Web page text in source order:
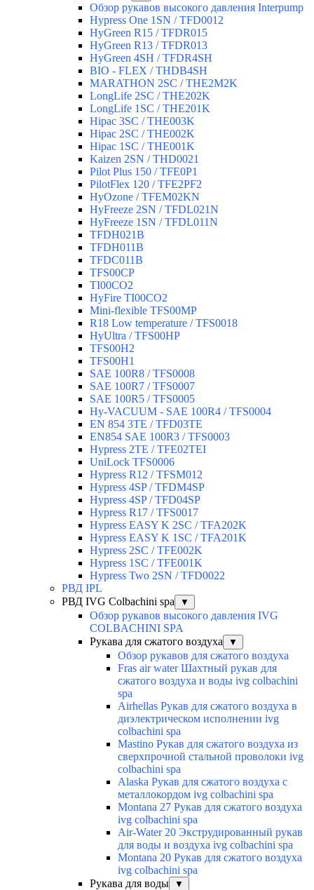
Обзор рукавов высокого давления Interpump
Hypress One 1SN / TFD0012
HyGreen R15 / TFDR015
HyGreen R13 / TFDR013
HyGreen 4SH / TFDR4SH
BIO - FLEX / THDB4SH
MARATHON 2SC / THE2M2K
LongLife 2SC / THE202K
LongLife 1SC / THE201K
Hipac 3SC / THE003K
Hipac 2SC / THE002K
Hipac 1SC / THE001K
Kaizen 2SN / THD0021
Pilot Plus 150 / TFE0P1
PilotFlex 120 / TFE2PF2
HyOzone / TFEM02KN
HyFreeze 2SN / TFDL021N
HyFreeze 1SN / TFDL011N
TFDH021B
TFDH011B
TFDC011B
TFS00CP
TI00CO2
HyFire TI00CO2
Mini-flexible TFS00MP
R18 Low temperature / TFS0018
HyUltra / TFS00HP
TFS00H2
TFS00H1
SAE 100R8 / TFS0008
SAE 100R7 / TFS0007
SAE 100R5 / TFS0005
Hy-VACUUM - SAE 100R4 / TFS0004
EN 854 3TE / TFD03TE
EN854 SAE 100R3 / TFS0003
Hypress 2TE / TFE02TEI
UniLock TFS0006
Hypress R12 / TFSM012
Hypress 4SP / TFDM4SP
Hypress 4SP / TFD04SP
Hypress R17 / TFS0017
Hypress EASY K 2SC / TFA202K
Hypress EASY K 1SC / TFA201K
Hypress 2SC / TFE002K
Hypress 1SC / TFE001K
Hypress Two 2SN / TFD0022
РВД IPL
РВД IVG Colbachini spa
▼
Обзор рукавов высокого давления IVG
COLBACHINI SPA
Рукава для сжатого воздуха
▼
Обзор рукавов для сжатого воздуха
Fras air water Шахтный рукав для
сжатого воздуха и воды ivg colbachini
spa
Airhellas Рукав для сжатого воздуха в
диэлектрическом исполнении ivg
colbachini spa
Mastino Рукав для сжатого воздуха из
сверхпрочной стальной проволоки ivg
colbachini spa
Alaska Рукав для сжатого воздуха с
металлокордом ivg colbachini spa
Montana 27 Рукав для сжатого воздуха
ivg colbachini spa
Air-Water 20 Экструдированный рукав
для воды и воздуха ivg colbachini spa
Montana 20 Рукав для сжатого воздуха
ivg colbachini spa
Рукава для воды
▼